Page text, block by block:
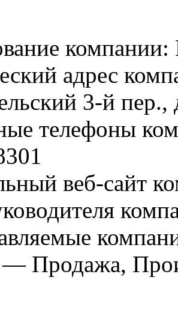
адрес
3-й пер.,
телефоны
веб-сайт
— Продажа,